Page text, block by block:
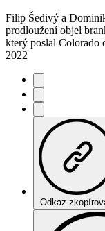
Filip Šedivý a
prodloužení objel
který poslal Colorado
2022
Odkaz